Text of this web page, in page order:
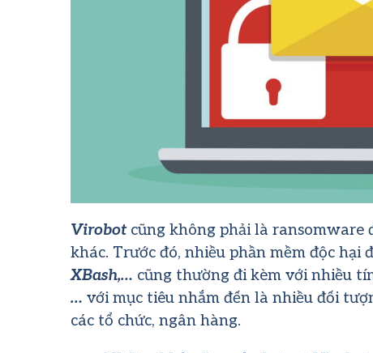
Virobotcũng không phải là ransomware
khác. Trước đó, nhiều phần mềm độc
XBash,… cũng thường đi kèm với nhiều
… với mục tiêu nhắm đến là nhiều đối
các tổ chức, ngân hàng.